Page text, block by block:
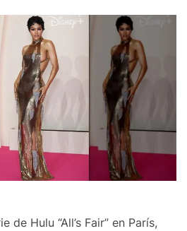
de Hulu “All’s Fair” en París,